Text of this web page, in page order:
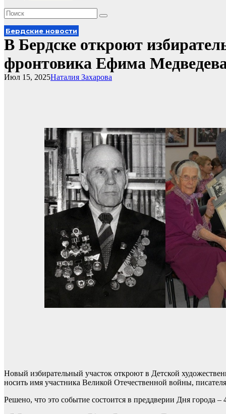
Бердские новости
В Бердске откроют
фронтовика Ефима
Наталия Захарова
Июл 15, 2025
Новый избирательный участок откроют в Детской
носить имя участника Великой Отечественной войны,
Решено, что это событие состоится в преддверии Дня города –